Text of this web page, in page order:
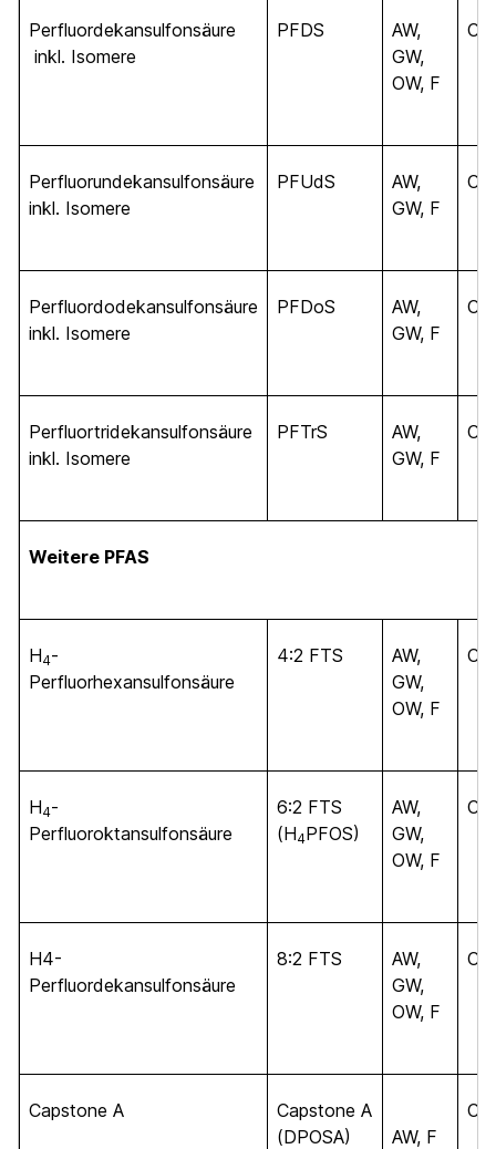
Perfluordekansulfonsäure
inkl. Isomere
PFDS
AW,
GW,
OW, F
C
Perfluorundekansulfonsäure
inkl. Isomere
PFUdS
AW,
GW, F
C
Perfluordodekansulfonsäure
inkl. Isomere
PFDoS
AW,
GW, F
C
Perfluortridekansulfonsäure
inkl. Isomere
PFTrS
AW,
GW, F
C
Weitere PFAS
H4-
Perfluorhexansulfonsäure
4:2 FTS
AW,
GW,
OW, F
C
H4-
Perfluoroktansulfonsäure
6:2 FTS
(H4PFOS)
AW,
GW,
OW, F
C
H4-
Perfluordekansulfonsäure
8:2 FTS
AW,
GW,
OW, F
C
Capstone A
Capstone A
(DPOSA)
AW, F
C